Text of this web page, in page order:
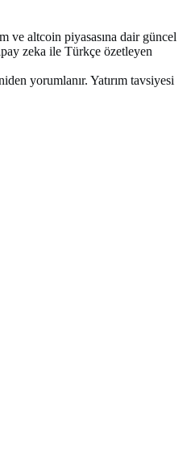
altcoin piyasasına dair güncel
zeka ile Türkçe özetleyen
yorumlanır. Yatırım tavsiyesi